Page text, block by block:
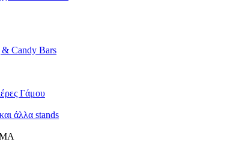
& Candy Bars
Γάμου
άλλα stands